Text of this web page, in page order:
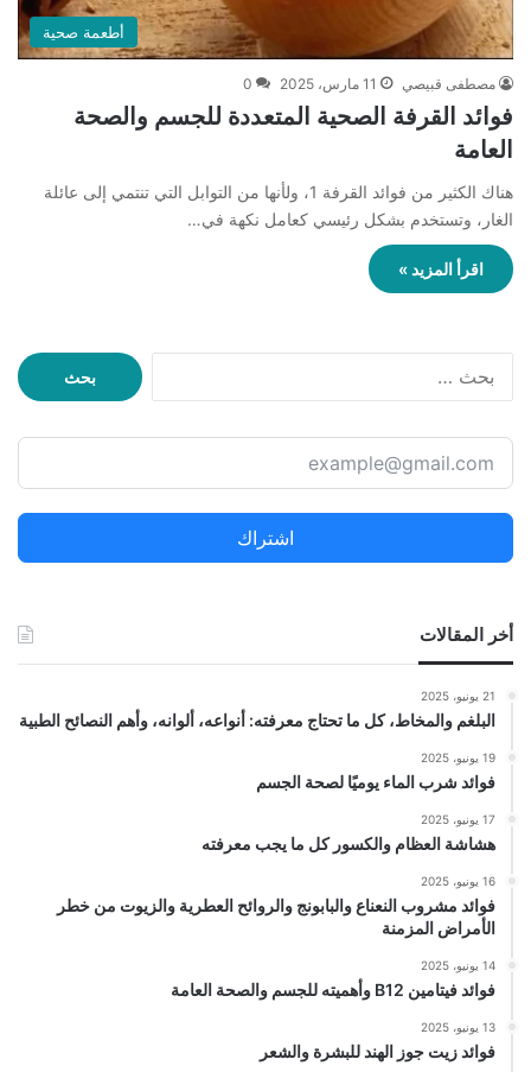
أطعمة صحية
مصطفى قبيصي 11 مارس، 2025 0
فوائد القرفة الصحية المتعددة للجسم والصحة
العامة
هناك الكثير من فوائد القرفة 1، ولأنها من التوابل التي تنتمي إلى عائلة
الغار، وتستخدم بشكل رئيسي كعامل نكهة في…
اقرأ المزيد »
ح
ع
ن
اشتراك
أخر المقالات
21 يونيو، 2025
البلغم والمخاط، كل ما تحتاج معرفته: أنواعه، ألوانه، وأهم النصائح الطبية
19 يونيو، 2025
فوائد شرب الماء يوميًا لصحة الجسم
17 يونيو، 2025
هشاشة العظام والكسور كل ما يجب معرفته
16 يونيو، 2025
فوائد مشروب النعناع والبابونج والروائح العطرية والزيوت من خطر
الأمراض المزمنة
14 يونيو، 2025
فوائد فيتامين B12 وأهميته للجسم والصحة العامة
13 يونيو، 2025
فوائد زيت جوز الهند للبشرة والشعر